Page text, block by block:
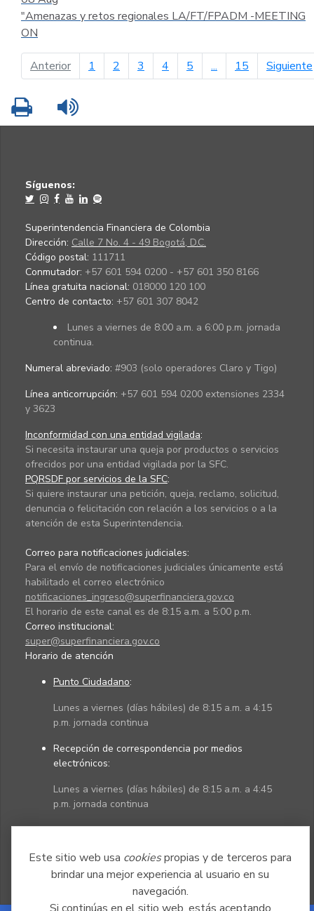
Este sitio web usa cookiespropias y de terceros para
brindar una mejor experiencia al usuario en su
navegación.
"Amenazas y retos regionales LA/FT/FPADM -MEETING
ON
Anteriorpágina anterior
1 2 3 4 5 ... 15 Siguiente
Imprimir
Síguenos:
Superintendencia Financiera de Colombia
Dirección: Calle 7 No. 4 - 49 Bogotá, D.C.
Código postal: 111711
Conmutador: +57 601 594 0200 - +57 601 350 8166
Línea gratuita nacional: 018000 120 100
Centro de contacto: +57 601 307 8042
Lunes a viernes de 8:00 a.m. a 6:00 p.m. jornada
continua.
Numeral abreviado: #903 (solo operadores Claro y Tigo)
Línea anticorrupción: +57 601 594 0200 extensiones 2334
y 3623
Inconformidad con una entidad vigilada:
Si necesita instaurar una queja por productos o servicios
ofrecidos por una entidad vigilada por la SFC.
PQRSDF por servicios de la SFC:
Si quiere instaurar una petición, queja, reclamo, solicitud,
denuncia o felicitación con relación a los servicios o a la
atención de esta Superintendencia.
Correo para notificaciones judiciales:
Para el envío de notificaciones judiciales únicamente está
habilitado el correo electrónico
notificaciones_ingreso@superfinanciera.gov.co
El horario de este canal es de 8:15 a.m. a 5:00 p.m.
Correo institucional:
super@superfinanciera.gov.co
Horario de atención
Punto Ciudadano:
Lunes a viernes (días hábiles) de 8:15 a.m. a 4:15
p.m. jornada continua
Recepción de correspondencia por medios
electrónicos:
Lunes a viernes (días hábiles) de 8:15 a.m. a 4:45
p.m. jornada continua